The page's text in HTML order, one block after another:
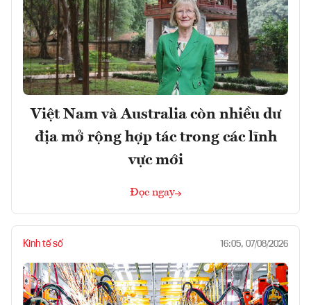
Việt Nam và Australia còn nhiều dư
địa mở rộng hợp tác trong các lĩnh
vực mới
Đọc ngay
Kinh tế số 16:05, 07/08/2026